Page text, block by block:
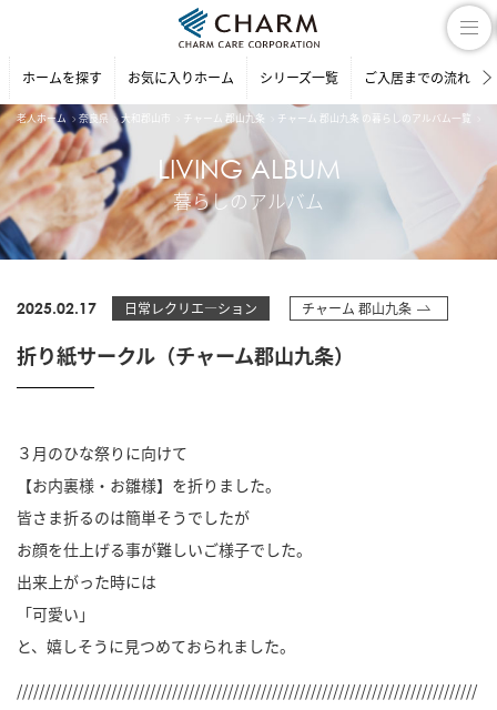
ホームを探す お気に入りホーム シリーズ一覧 ご入居までの流れ
老人ホーム 奈良県 大和郡山市 チャーム 郡山九条 チャーム 郡山九条 の暮らしのアルバム一覧
LIVING ALBUM
暮らしのアルバム
2025.02.17 日常レクリエ―ション チャーム 郡山九条
折り紙サークル（チャーム郡山九条）
３月のひな祭りに向けて
【お内裏様・お雛様】を折りました。
皆さま折るのは簡単そうでしたが
お顔を仕上げる事が難しいご様子でした。
出来上がった時には
「可愛い」
と、嬉しそうに見つめておられました。
///////////////////////////////////////////////////////////////////////////////////